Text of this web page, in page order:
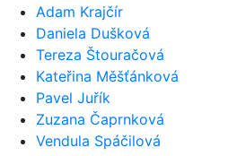
Adam Krajčír
Daniela Dušková
Tereza Štouračová
Kateřina Měšťánková
Pavel Juřík
Zuzana Čaprnková
Vendula Spáčilová